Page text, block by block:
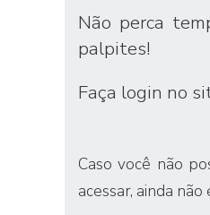
Não perca
palpites!
Faça login no
Caso você não
acessar, ainda